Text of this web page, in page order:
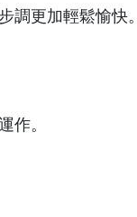
調更加輕鬆愉快。
作。